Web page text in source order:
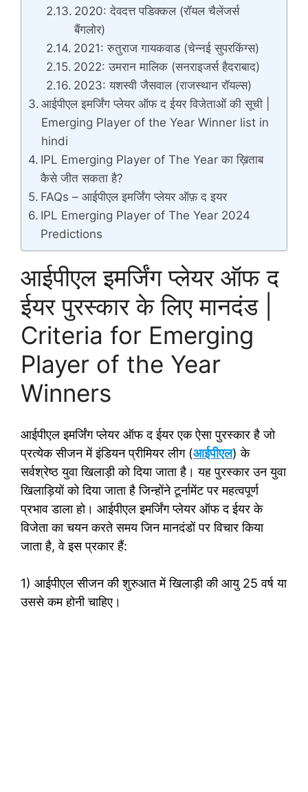
2020: देवदत्त पडिक्कल (रॉयल चैलेंजर्स
बैंगलोर)
2021: रुतुराज गायकवाड (चेन्नई सुपरकिंग्स)
2022: उमरान मालिक (सनराइजर्स हैदराबाद)
2023: यशस्वी जैसवाल (राजस्थान रॉयल्स)
आईपीएल इमर्जिंग प्लेयर ऑफ द ईयर विजेताओं की सूची |
Emerging Player of the Year Winner list in
hindi
IPL Emerging Player of The Year का ख़िताब
कैसे जीत सकता है?
FAQs – आईपीएल इमर्जिंग प्लेयर ऑफ़ द इयर
IPL Emerging Player of The Year 2024
Predictions
आईपीएल इमर्जिंग प्लेयर ऑफ द
ईयर पुरस्कार के लिए मानदंड |
Criteria for Emerging
Player of the Year
Winners
आईपीएल इमर्जिंग प्लेयर ऑफ द ईयर एक ऐसा पुरस्कार है जो
प्रत्येक सीजन में इंडियन प्रीमियर लीग (आईपीएल) के
सर्वश्रेष्ठ युवा खिलाड़ी को दिया जाता है। यह पुरस्कार उन युवा
खिलाड़ियों को दिया जाता है जिन्होंने टूर्नामेंट पर महत्वपूर्ण
प्रभाव डाला हो। आईपीएल इमर्जिंग प्लेयर ऑफ द ईयर के
विजेता का चयन करते समय जिन मानदंडों पर विचार किया
जाता है, वे इस प्रकार हैं:
1) आईपीएल सीजन की शुरुआत में खिलाड़ी की आयु 25 वर्ष या
उससे कम होनी चाहिए।